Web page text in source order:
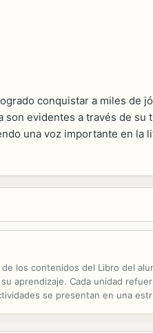
conquistar a miles de
evidentes a través de
una voz importante en la
los contenidos del Libro del
aprendizaje. Cada unidad
se presentan en una